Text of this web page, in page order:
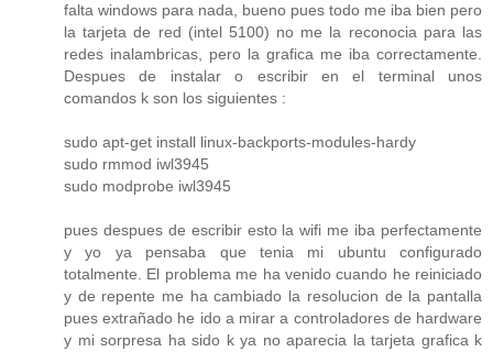
falta windows para nada, bueno pues todo me iba bien pero
la tarjeta de red (intel 5100) no me la reconocia para las
redes inalambricas, pero la grafica me iba correctamente.
Despues de instalar o escribir en el terminal unos
comandos k son los siguientes :
sudo apt-get install linux-backports-modules-hardy
sudo rmmod iwl3945
sudo modprobe iwl3945
pues despues de escribir esto la wifi me iba perfectamente
y yo ya pensaba que tenia mi ubuntu configurado
totalmente. El problema me ha venido cuando he reiniciado
y de repente me ha cambiado la resolucion de la pantalla
pues extrañado he ido a mirar a controladores de hardware
y mi sorpresa ha sido k ya no aparecia la tarjeta grafica k